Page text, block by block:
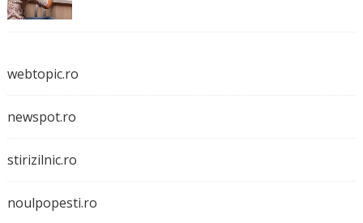
webtopic.ro
newspot.ro
stirizilnic.ro
noulpopesti.ro